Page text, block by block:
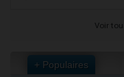
Voir
+ Populaires